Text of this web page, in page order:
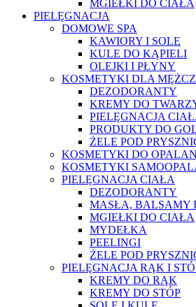
MGIEŁKI DO CIAŁA
PIELĘGNACJA
DOMOWE SPA
KAWIORY I SOLE
KULE DO KĄPIELI
OLEJKI I PŁYNY
KOSMETYKI DLA
DEZODORANTY
KREMY DO
PIELĘGNACJA
PRODUKTY DO
ŻELE POD
KOSMETYKI DO
KOSMETYKI
PIELĘGNACJA CIAŁA
DEZODORANTY
MASŁA, BALSAMY
MGIEŁKI DO CIAŁA
MYDEŁKA
PEELINGI
ŻELE POD
PIELĘGNACJA RĄK I
KREMY DO RĄK
KREMY DO STÓP